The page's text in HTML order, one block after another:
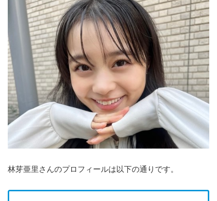
林芽亜里さんのプロフィールは以下の通りです。